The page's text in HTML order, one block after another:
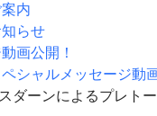
内
知らせ
画公開！
シャルメッセージ動
ダーンによるプレト